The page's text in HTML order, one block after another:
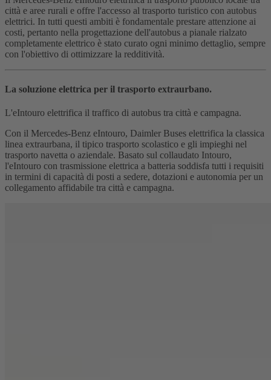
città e aree rurali e offre l'accesso al trasporto turistico con autobus
elettrici. In tutti questi ambiti è fondamentale prestare attenzione ai
costi, pertanto nella progettazione dell'autobus a pianale rialzato
completamente elettrico è stato curato ogni minimo dettaglio, sempre
con l'obiettivo di ottimizzare la redditività.
La soluzione elettrica per il trasporto extraurbano.
L'eIntouro elettrifica il traffico di autobus tra città e campagna.
Con il Mercedes‑Benz eIntouro, Daimler Buses elettrifica la classica
linea extraurbana, il tipico trasporto scolastico e gli impieghi nel
trasporto navetta o aziendale. Basato sul collaudato Intouro,
l'eIntouro con trasmissione elettrica a batteria soddisfa tutti i requisiti
in termini di capacità di posti a sedere, dotazioni e autonomia per un
collegamento affidabile tra città e campagna.